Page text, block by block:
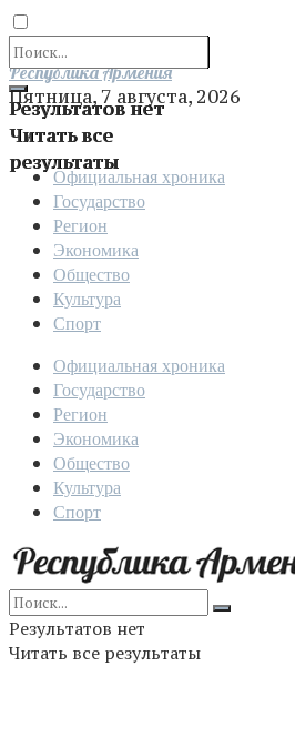
Результатов нет
Читать все
результаты
Отправить
Республика Армения
Пятница, 7 августа, 2026
Официальная хроника
Государство
Регион
Экономика
Общество
Культура
Спорт
Официальная хроника
Государство
Регион
Экономика
Общество
Культура
Спорт
Результатов нет
Читать все результаты